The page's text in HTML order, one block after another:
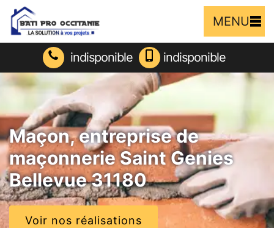
MENU
indisponible indisponible
Maçon, entreprise de
maçonnerie Saint Genies
Bellevue 31180
Voir nos réalisations